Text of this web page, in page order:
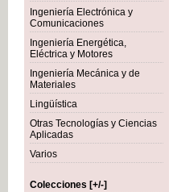
Ingeniería Electrónica y
Comunicaciones
Ingeniería Energética,
Eléctrica y Motores
Ingeniería Mecánica y de
Materiales
Lingüística
Otras Tecnologías y Ciencias
Aplicadas
Varios
Colecciones [+/-]